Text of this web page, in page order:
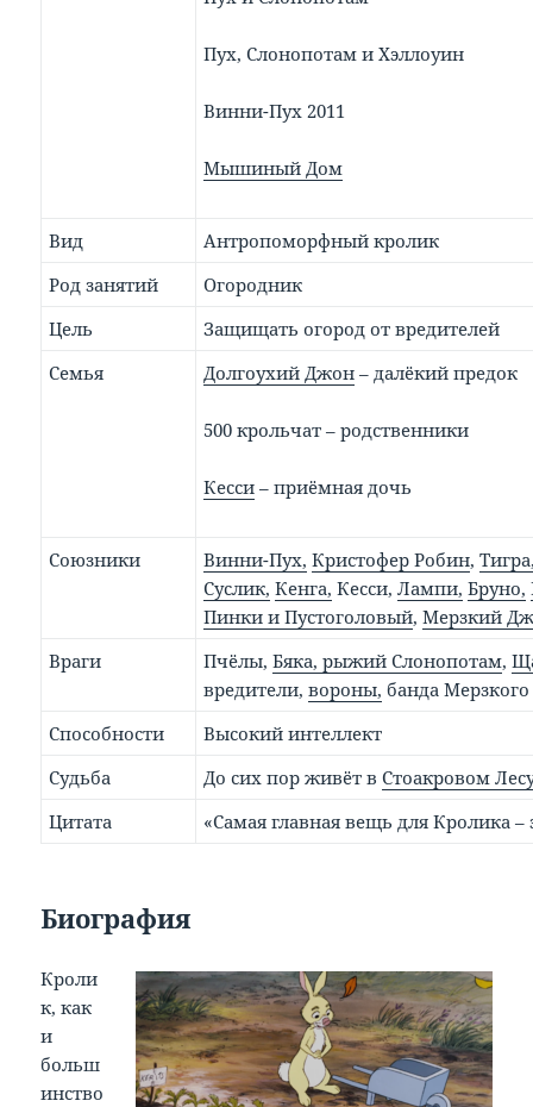
Пух, Слонопотам и Хэллоуин
Винни-Пух 2011
Мышиный Дом
Вид
Антропоморфный кролик
Род занятий
Огородник
Цель
Защищать огород от вредителей
Семья
Долгоухий Джон – далёкий предок
500 крольчат – родственники
Кесси – приёмная дочь
Союзники Винни-Пух, Кристофер Робин,
Суслик, Кенга, Кесси,Лампи, Бруно,
Пинки и Пустоголовый,Мерзкий
Враги
Пчёлы,Бяка, рыжий Слонопотам,
вредители,вороны, банда
Способности
Высокий интеллект
Судьба
До сих пор живёт вСтоакровом
Цитата
«Самая главная вещь для Кролика –
Биография
Кроли
к, как
и
больш
инство